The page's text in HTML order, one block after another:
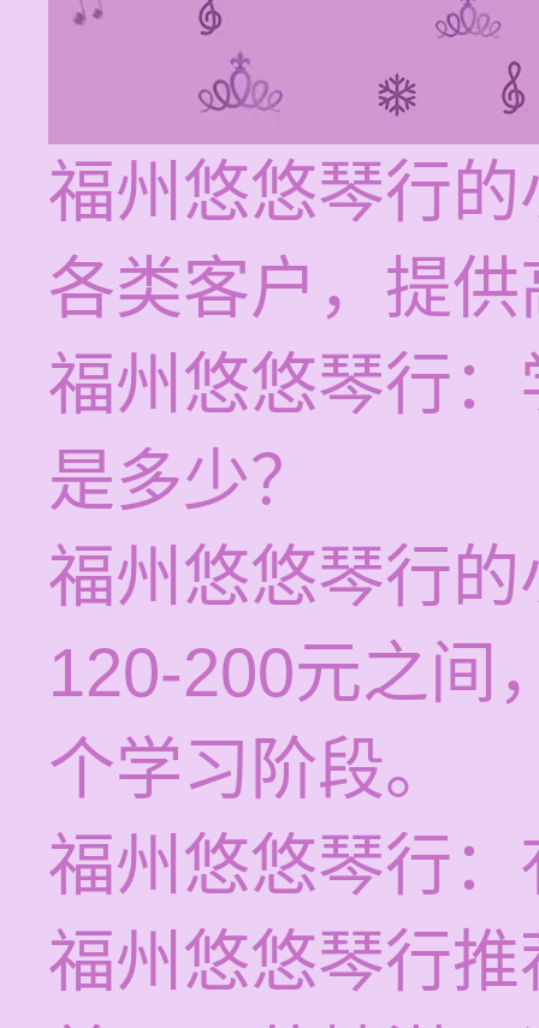
福州悠悠琴行
各类客户，提
福州悠悠琴行
是多少？
福州悠悠琴行
120-200元之间
个学习阶段。
福州悠悠琴行
福州悠悠琴行推